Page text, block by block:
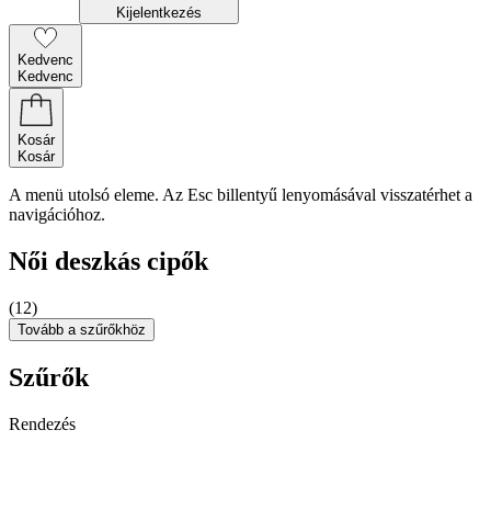
Kijelentkezés
Kedvenc
Kedvenc
Kosár
Kosár
A menü utolsó eleme. Az Esc billentyű lenyomásával visszatérhet a
navigációhoz.
Női deszkás cipők
(12)
Tovább a szűrőkhöz
Szűrők
Rendezés